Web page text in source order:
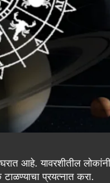
घरात आहे. यावरशीतील
प्रयत्नात करा.